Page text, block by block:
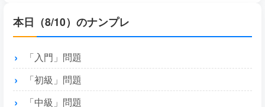
本日（8/10）のナンプレ
「入門」問題
「初級」問題
「中級」問題